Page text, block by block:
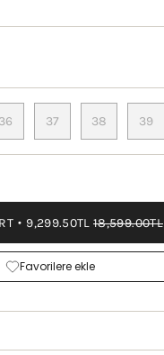
36 37 38 39
9,299.50TL 18,599.00TL
Favorilere ekle